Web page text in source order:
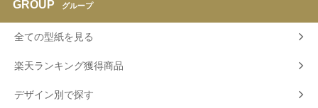
GROUP グループ
全ての型紙を見る
楽天ランキング獲得商品
デザイン別で探す